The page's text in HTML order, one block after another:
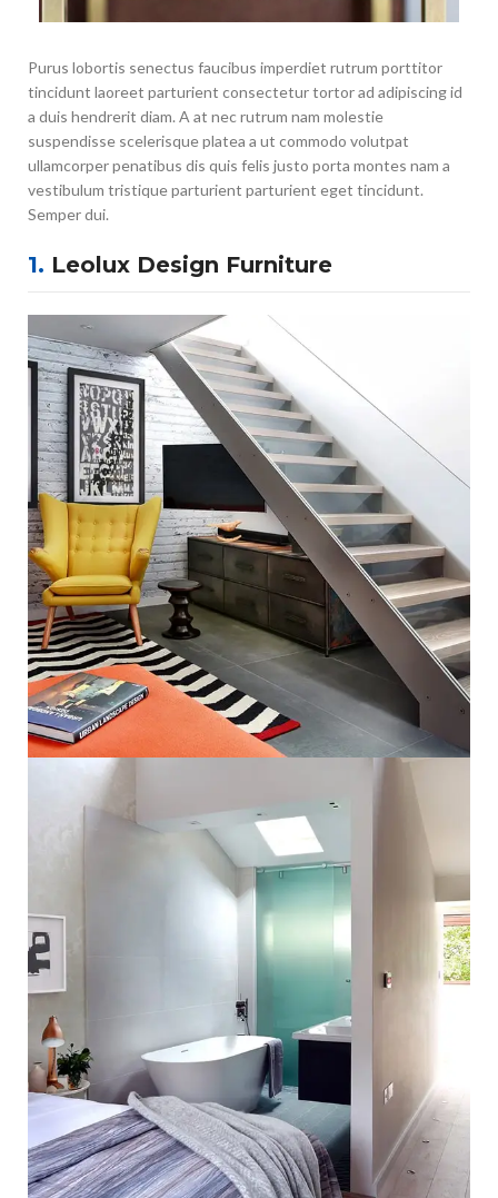
Purus lobortis senectus faucibus imperdiet rutrum porttitor
tincidunt laoreet parturient consectetur tortor ad adipiscing id
a duis hendrerit diam. A at nec rutrum nam molestie
suspendisse scelerisque platea a ut commodo volutpat
ullamcorper penatibus dis quis felis justo porta montes nam a
vestibulum tristique parturient parturient eget tincidunt.
Semper dui.
1. Leolux Design Furniture